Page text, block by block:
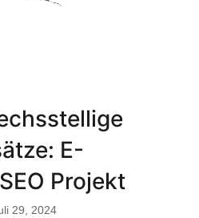
E-
Projekt
29, 2024